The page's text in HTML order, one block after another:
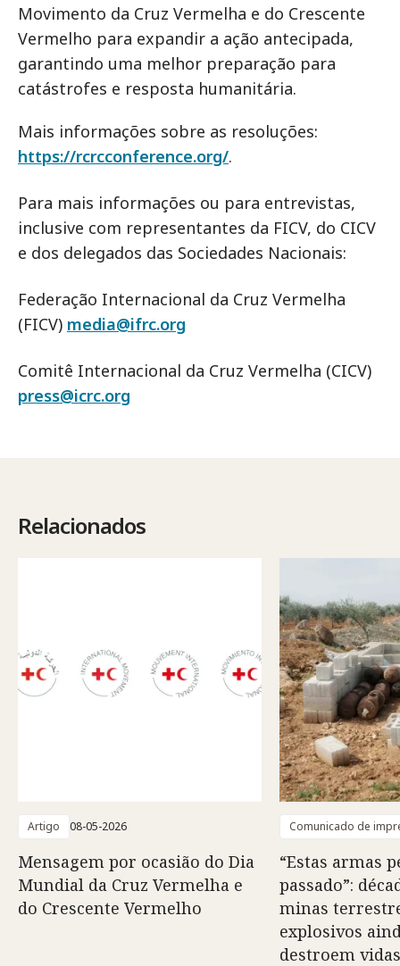
Movimento da Cruz Vermelha e do Crescente
Vermelho para expandir a ação antecipada,
garantindo uma melhor preparação para
catástrofes e resposta humanitária.
Mais informações sobre as resoluções:
https://rcrcconference.org/.
Para mais informações ou para entrevistas,
inclusive com representantes da FICV, do CICV
e dos delegados das Sociedades Nacionais:
Federação Internacional da Cruz Vermelha
(FICV) media@ifrc.org
Comitê Internacional da Cruz Vermelha (CICV)
press@icrc.org
Relacionados
Artigo 08-05-2026
Mensagem por ocasião do Dia
Mundial da Cruz Vermelha e
do Crescente Vermelho
Comunicado de
“Estas armas
passado”:
minas
explosivos
destroem vidas